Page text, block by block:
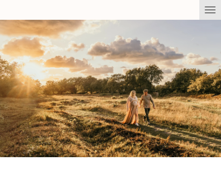
direct
naar
de
hoofdinhoud